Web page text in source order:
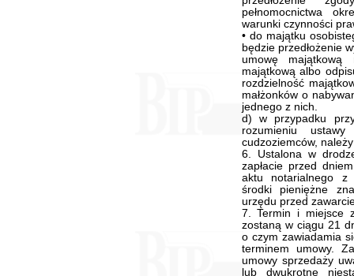
pełnomocnictwa
warunki czynności
• do majątku
będzie przedłożenie
umowę majątkową
majątkową albo
rozdzielność
małżonków o
jednego z nich.
d) w przypadku
rozumieniu
cudzoziemców,
6. Ustalona w
zapłacie przed
aktu notarialnego z
środki pieniężne
urzędu przed
7. Termin i miejsce
zostaną w ciągu 21
o czym zawiadamia
terminem umowy.
umowy sprzedaży
lub dwukrotne